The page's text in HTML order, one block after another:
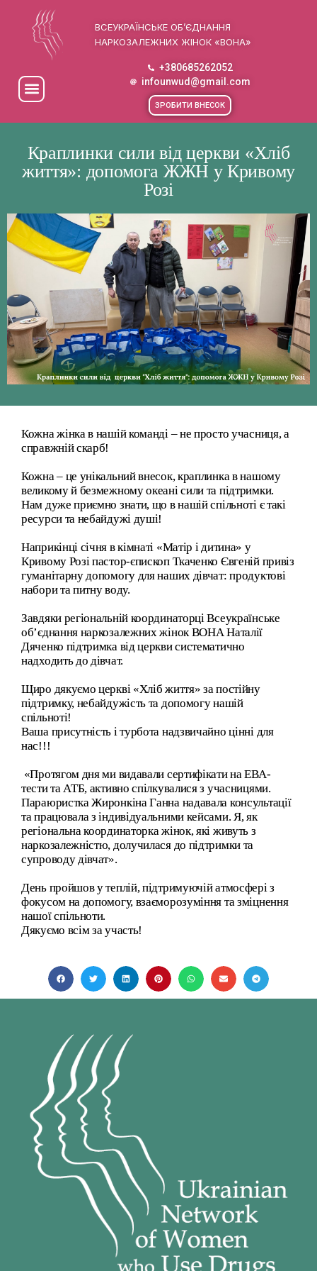
ВСЕУКРАЇНСЬКЕ ОБ’ЄДНАННЯ
НАРКОЗАЛЕЖНИХ ЖІНОК «ВОНА»
+380685262052
infounwud@gmail.com
ЗРОБИТИ ВНЕСОК
Краплинки сили від церкви «Хліб
життя»: допомога ЖЖН у Кривому
Розі
Кожна жінка в нашій команді – не просто учасниця, а
справжній скарб!
Кожна – це унікальний внесок, краплинка в нашому
великому й безмежному океані сили та підтримки.
Нам дуже приємно знати, що в нашій спільноті є такі
ресурси та небайдужі душі!
Наприкінці січня в кімнаті «Матір і дитина» у
Кривому Розі пастор-єпископ Ткаченко Євгеній привіз
гуманітарну допомогу для наших дівчат: продуктові
набори та питну воду.
Завдяки регіональній координаторці Всеукраїнське
об’єднання наркозалежних жінок ВОНА Наталії
Дяченко підтримка від церкви систематично
надходить до дівчат.
Щиро дякуємо церкві «Хліб життя» за постійну
підтримку, небайдужість та допомогу нашій
спільноті!
Ваша присутність і турбота надзвичайно цінні для
нас!!!
«Протягом дня ми видавали сертифікати на ЕВА-
тести та АТБ, активно спілкувалися з учасницями.
Параюристка Жиронкіна Ганна надавала консультації
та працювала з індивідуальними кейсами. Я, як
регіональна координаторка жінок, які живуть з
наркозалежністю, долучилася до підтримки та
супроводу дівчат».
День пройшов у теплій, підтримуючій атмосфері з
фокусом на допомогу, взаєморозуміння та зміцнення
нашої спільноти.
Дякуємо всім за участь!